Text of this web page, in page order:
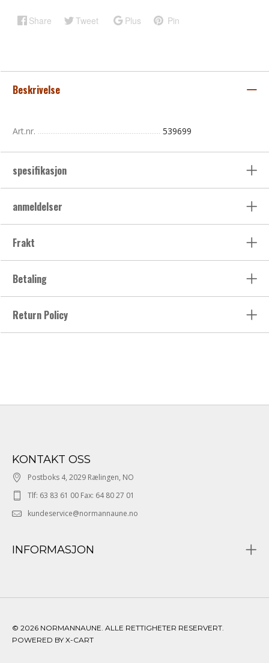
Share Tweet Plus Pin
Beskrivelse
Art.nr. 539699
spesifikasjon
anmeldelser
Frakt
Betaling
Return Policy
KONTAKT OSS
Postboks 4, 2029 Rælingen, NO
Tlf: 63 83 61 00 Fax: 64 80 27 01
kundeservice@normannaune.no
INFORMASJON
© 2026 NORMANNAUNE. ALLE RETTIGHETER RESERVERT.
POWERED BY X-CART